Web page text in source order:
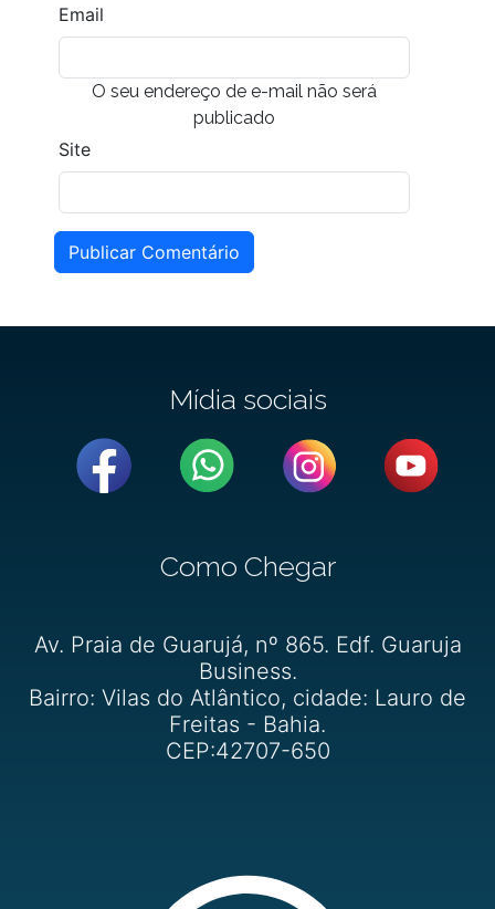
Email
O seu endereço de e-mail não será
publicado
Site
Publicar Comentário
Mídia sociais
Como Chegar
Av. Praia de Guarujá, nº 865. Edf. Guaruja
Business.
Bairro: Vilas do Atlântico, cidade: Lauro de
Freitas - Bahia.
CEP:42707-650